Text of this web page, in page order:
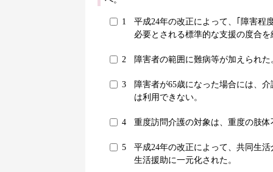
1
平成24年の改正によって、｢障害程
必要とされる標準的な支援の度合
2 障害者の範囲に難病等が加えられた
3
障害者が65歳になった場合には、
は利用できない。
4 重度訪問介護の対象は、重度の肢
5
平成24年の改正によって、共同生
生活援助に一元化された。